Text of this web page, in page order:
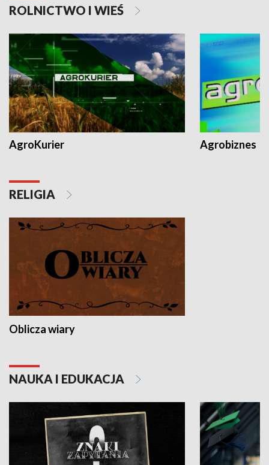
ROLNICTWO I WIEŚ
AgroKurier Agrobiznes
RELIGIA
Oblicza wiary
NAUKA I EDUKACJA